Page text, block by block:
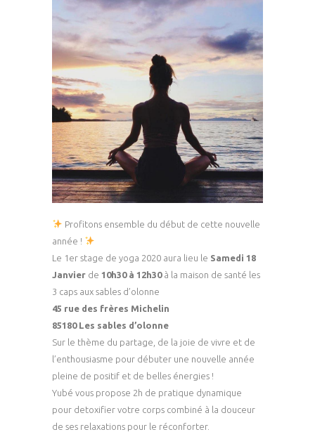
Profitons ensemble du début de cette nouvelle
année !
Le 1er stage de yoga 2020 aura lieu le Samedi 18
Janvier de 10h30 à 12h30à la maison de santé les
3 caps aux sables d’olonne
45 rue des frères Michelin
85180 Les sables d’olonne
Sur le thème du partage, de la joie de vivre et de
l’enthousiasme pour débuter une nouvelle année
pleine de positif et de belles énergies !
Yubé vous propose 2h de pratique dynamique
pour detoxifier votre corps combiné à la douceur
de ses relaxations pour le réconforter.